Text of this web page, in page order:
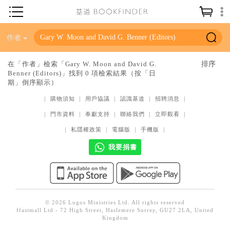
神學／教義
聖經
教會歷史
靈修／禱告
教會事工
分齡牧養
社會／倫理
作者
在「作者」檢索「Gary W. Moon and David G.
Benner (Editors)」找到 0 項檢索結果（按「日
期」倒序顯示）
｜ 購物須知 ｜ 用戶協議 ｜ 認識基道 ｜ 招聘消息 ｜
｜ 門市資料 ｜ 奉獻支持 ｜ 聯絡我們 ｜ 立即觀看 ｜
｜ 私隱權政策 ｜ 電腦版 ｜ 手機版 ｜
我要捐書
© 2026 Logos Ministries Ltd. All rights reserved
ffastmall Ltd - 72 High Street, Haslemere Surrey, GU27 2LA, United
Kingdom